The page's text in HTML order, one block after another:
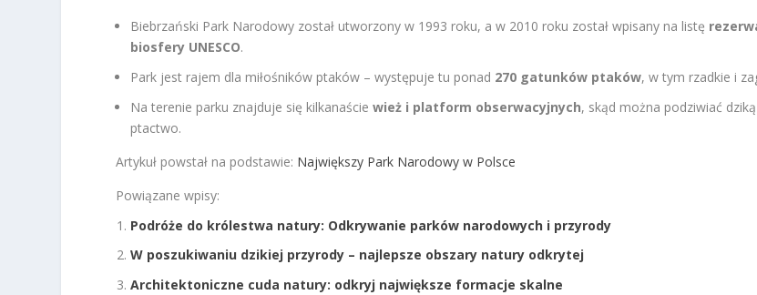
Biebrzański Park Narodowy został utworzony w 1993 roku, a w 2010 roku został wpisany na listę
biosfery UNESCO.
Park jest rajem dla miłośników ptaków – występuje tu ponad 270 gatunków ptaków, w tym rzadkie i
Na terenie parku znajduje się kilkanaściewież i platform obserwacyjnych, skąd można podziwiać
ptactwo.
Artykuł powstał na podstawie: Największy Park Narodowy w Polsce
Powiązane wpisy:
Podróże do królestwa natury: Odkrywanie parków narodowych i przyrody
W poszukiwaniu dzikiej przyrody – najlepsze obszary natury odkrytej
Architektoniczne cuda natury: odkryj największe formacje skalne